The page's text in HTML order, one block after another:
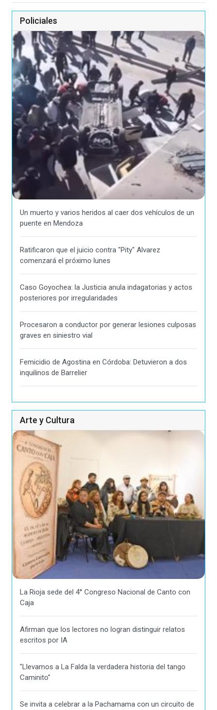
Policiales
Un muerto y varios heridos al caer dos vehículos de un
puente en Mendoza
Ratificaron que el juicio contra "Pity" Alvarez
comenzará el próximo lunes
Caso Goyochea: la Justicia anula indagatorias y actos
posteriores por irregularidades
Procesaron a conductor por generar lesiones culposas
graves en siniestro vial
Femicidio de Agostina en Córdoba: Detuvieron a dos
inquilinos de Barrelier
Arte y Cultura
La Rioja sede del 4° Congreso Nacional de Canto con
Caja
Afirman que los lectores no logran distinguir relatos
escritos por IA
"Llevamos a La Falda la verdadera historia del tango
Caminito"
Se invita a celebrar a la Pachamama con un circuito de